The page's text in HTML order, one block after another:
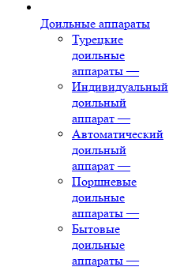
Доильные аппараты
Турецкие
доильные
аппараты —
Индивидуальный
доильный
аппарат —
Автоматический
доильный
аппарат —
Поршневые
доильные
аппараты —
Бытовые
доильные
аппараты —